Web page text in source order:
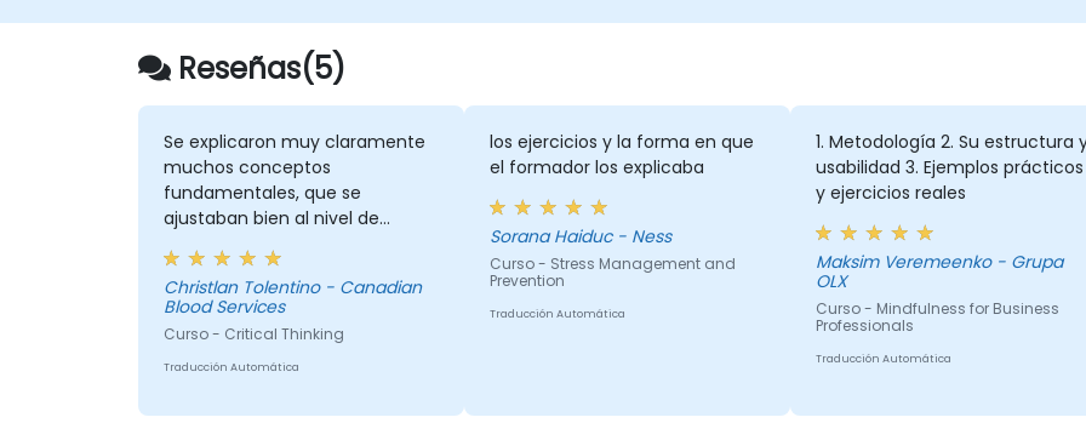
Reseñas(5)
Se explicaron muy claramente
muchos conceptos
fundamentales, que se
ajustaban bien al nivel de
aprendizaje del equipo. Los
ejercicios fueron muy
atractivos y creo que mi equipo
se sintió cómodo y participó
muy bien. La coordinación con
el trainer también fue muy
Christlan Tolentino - Canadian
Blood Services
Curso - Critical Thinking
Traducción Automática
los ejercicios y la forma en que
el formador los explicaba
Sorana Haiduc - Ness
Curso - Stress Management and
Prevention
Traducción Automática
1. Metodología 2. Su estructura
usabilidad 3. Ejemplos prácticos
y ejercicios reales
Maksim Veremeenko - Grupa
OLX
Curso - Mindfulness for Business
Professionals
Traducción Automática